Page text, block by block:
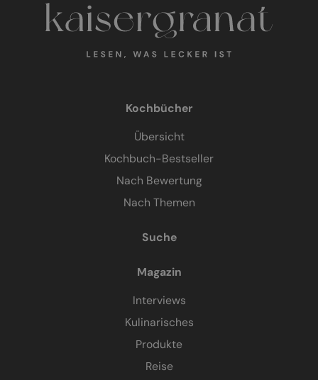
Kochbücher
Übersicht
Kochbuch-Bestseller
Nach Bewertung
Nach Themen
Suche
Magazin
Interviews
Kulinarisches
Produkte
Reise